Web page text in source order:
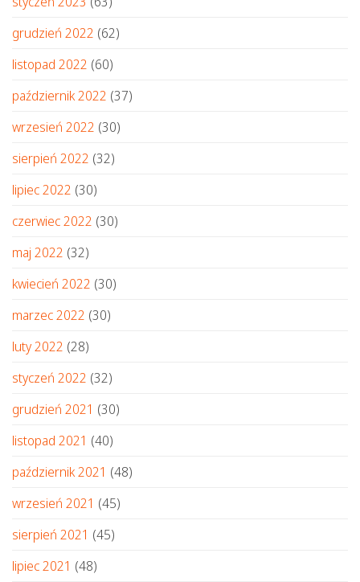
grudzień 2022 (62)
listopad 2022 (60)
październik 2022 (37)
wrzesień 2022 (30)
sierpień 2022 (32)
lipiec 2022 (30)
czerwiec 2022 (30)
maj 2022 (32)
kwiecień 2022 (30)
marzec 2022 (30)
luty 2022 (28)
styczeń 2022 (32)
grudzień 2021 (30)
listopad 2021 (40)
październik 2021 (48)
wrzesień 2021 (45)
sierpień 2021 (45)
lipiec 2021 (48)